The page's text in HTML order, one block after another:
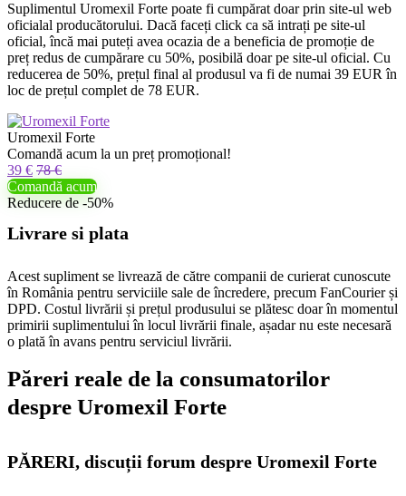
Suplimentul Uromexil Forte poate fi cumpărat doar prin site-ul web
oficialal producătorului. Dacă faceți click ca să intrați pe site-ul
oficial, încă mai puteți avea ocazia de a beneficia de promoție de
preț redus de cumpărare cu 50%, posibilă doar pe site-ul oficial. Cu
reducerea de 50%, prețul final al produsul va fi de numai 39 EUR în
loc de prețul complet de 78 EUR.
Uromexil Forte
Comandă acum la un preț promoțional!
39 € 78 €
Comandă acum
Reducere de -50%
Livrare si plata
Acest supliment se livrează de către companii de curierat cunoscute
în România pentru serviciile sale de încredere, precum FanCourier și
DPD. Costul livrării și prețul produsului se plătesc doar în momentul
primirii suplimentului în locul livrării finale, așadar nu este necesară
o plată în avans pentru serviciul livrării.
Păreri reale de la consumatorilor
despre Uromexil Forte
PĂRERI, discuții forum despre Uromexil Forte